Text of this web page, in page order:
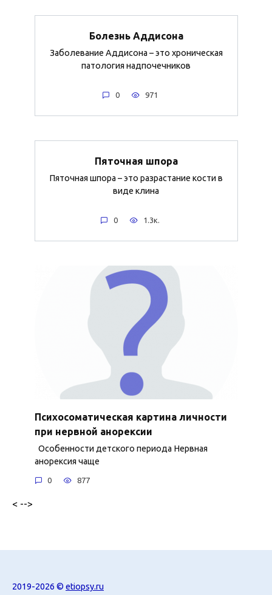
Болезнь Аддисона
Заболевание Аддисона – это хроническая
патология надпочечников
0 971
Пяточная шпора
Пяточная шпора – это разрастание кости в
виде клина
0 1.3к.
Психосоматическая картина личности
при нервной анорексии
Особенности детского периода Нервная
анорексия чаще
0 877
< -->
2019-2026 © etiopsy.ru